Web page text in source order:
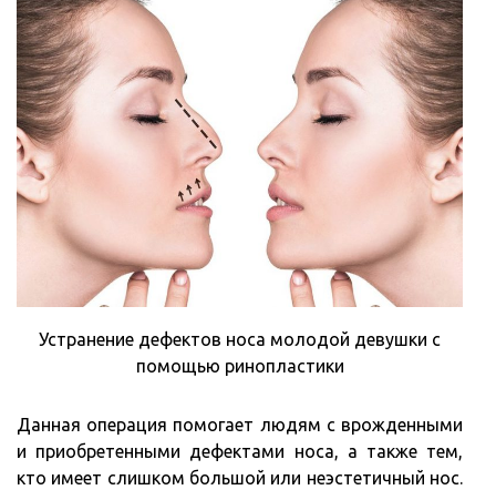
Устранение дефектов носа молодой девушки с
помощью ринопластики
Данная операция помогает людям с врожденными
и приобретенными дефектами носа, а также тем,
кто имеет слишком большой или неэстетичный нос.